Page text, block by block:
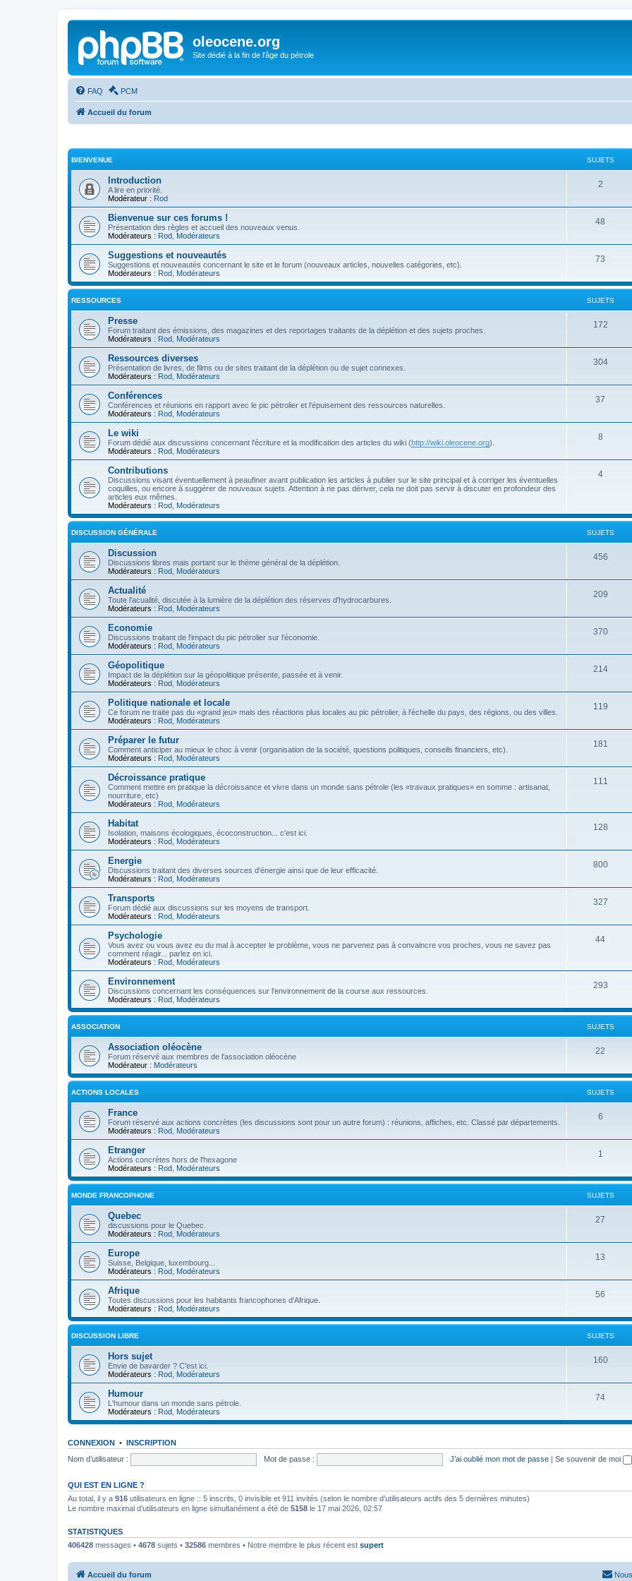
oleocene.org
Site dédié à la fin de l'âge du pétrole
FAQ PCM
Accueil du forum
BIENVENUE SUJETS
Introduction
A lire en priorité.
Modérateur : Rod
2
Bienvenue sur ces forums !
Présentation des règles et accueil des nouveaux venus.
Modérateurs : Rod Modérateurs
48
Suggestions et nouveautés
Suggestions et nouveautés concernant le site et le forum (nouveaux articles, nouvelles catégories, etc).
Modérateurs : Rod Modérateurs
73
RESSOURCES SUJETS
Presse
Forum traitant des émissions, des magazines et des reportages traitants de la déplétion et des sujets proches.
Modérateurs : Rod Modérateurs
172
Ressources diverses
Présentation de livres, de films ou de sites traitant de la déplétion ou de sujet connexes.
Modérateurs : Rod Modérateurs
304
Conférences
Conférences et réunions en rapport avec le pic pétrolier et l'épuisement des ressources naturelles.
Modérateurs : Rod Modérateurs
37
Le wiki
Forum dédié aux discussions concernant l'écriture et la modification des articles du wiki (http://wiki.oleocene.org).
Modérateurs : Rod Modérateurs
8
Contributions
Discussions visant éventuellement à peaufiner avant publication les articles à publier sur le site principal et à corriger les éventuelles
coquilles, ou encore à suggérer de nouveaux sujets. Attention à ne pas dériver, cela ne doit pas servir à discuter en profondeur des
articles eux mêmes.
Modérateurs : Rod Modérateurs
4
DISCUSSION GÉNÉRALE SUJETS
Discussion
Discussions libres mais portant sur le thème général de la déplétion.
Modérateurs : Rod Modérateurs
456
Actualité
Toute l'acualité, discutée à la lumière de la déplétion des réserves d'hydrocarbures.
Modérateurs : Rod Modérateurs
209
Economie
Discussions traitant de l'impact du pic pétrolier sur l'économie.
Modérateurs : Rod Modérateurs
370
Géopolitique
Impact de la déplétion sur la géopolitique présente, passée et à venir.
Modérateurs : Rod Modérateurs
214
Politique nationale et locale
Ce forum ne traite pas du «grand jeu» mais des réactions plus locales au pic pétrolier, à l'échelle du pays, des régions, ou des villes.
Modérateurs : Rod Modérateurs
119
Préparer le futur
Comment anticiper au mieux le choc à venir (organisation de la société, questions politiques, conseils financiers, etc).
Modérateurs : Rod Modérateurs
181
Décroissance pratique
Comment mettre en pratique la décroissance et vivre dans un monde sans pétrole (les «travaux pratiques» en somme : artisanat,
nourriture, etc)
Modérateurs : Rod Modérateurs
111
Habitat
Isolation, maisons écologiques, écoconstruction... c'est ici.
Modérateurs : Rod Modérateurs
128
Energie
Discussions traitant des diverses sources d'énergie ainsi que de leur efficacité.
Modérateurs : Rod Modérateurs
800
Transports
Forum dédié aux discussions sur les moyens de transport.
Modérateurs : Rod Modérateurs
327
Psychologie
Vous avez ou vous avez eu du mal à accepter le problème, vous ne parvenez pas à convaincre vos proches, vous ne savez pas
comment réagir... parlez en ici.
Modérateurs : Rod Modérateurs
44
Environnement
Discussions concernant les conséquences sur l'environnement de la course aux ressources.
Modérateurs : Rod Modérateurs
293
ASSOCIATION SUJETS
Association oléocène
Forum réservé aux membres de l'association oléocène
Modérateur : Modérateurs
22
ACTIONS LOCALES SUJETS
France
Forum réservé aux actions concrètes (les discussions sont pour un autre forum) : réunions, affiches, etc. Classé par départements.
Modérateurs : Rod Modérateurs
6
Etranger
Actions concrètes hors de l'hexagone
Modérateurs : Rod Modérateurs
1
MONDE FRANCOPHONE SUJETS
Quebec
discussions pour le Quebec.
Modérateurs : Rod Modérateurs
27
Europe
Suisse, Belgique, luxembourg...
Modérateurs : Rod Modérateurs
13
Afrique
Toutes discussions pour les habitants francophones d'Afrique.
Modérateurs : Rod Modérateurs
56
DISCUSSION LIBRE SUJETS
Hors sujet
Envie de bavarder ? C'est ici.
Modérateurs : Rod Modérateurs
160
Humour
L'humour dans un monde sans pétrole.
Modérateurs : Rod Modérateurs
74
CONNEXION • INSCRIPTION
Nom d’utilisateur :
Mot de passe : J’ai oublié mon mot de passe | Se souvenir de moi
QUI EST EN LIGNE ?
Au total, il y a 916 utilisateurs en ligne :: 5 inscrits, 0 invisible et 911 invités (selon le nombre d’utilisateurs actifs des 5 dernières minutes)
Le nombre maximal d’utilisateurs en ligne simultanément a été de 5158 le 17 mai 2026, 02:57
STATISTIQUES
406428 messages • 4678 sujets • 32586 membres • Notre membre le plus récent est supert
Accueil du forum